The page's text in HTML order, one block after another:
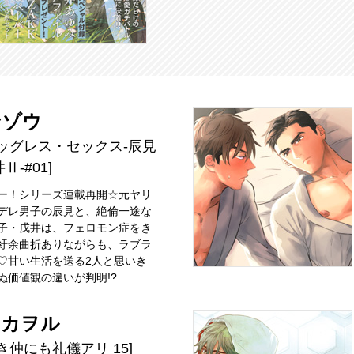
ウ
グレス・セックス-辰見
Ⅱ-#01]
！シリーズ連載再開☆元ヤリ
レ男子の辰見と、絶倫一途な
・戌井は、フェロモン症をき
余曲折ありながらも、ラブラ
甘い生活を送る2人と思いき
価値観の違いが判明!?
ヲル
仲にも礼儀アリ 15]